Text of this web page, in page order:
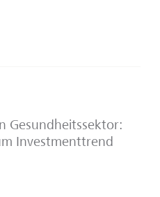
Gesundheitssektor:
Investmenttrend